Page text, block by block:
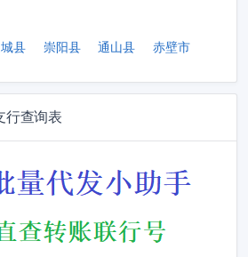
县 崇阳县 通山县 赤壁市
行查询表